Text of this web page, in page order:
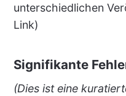
unterschiedlichen
Link)
Signifikante
(Dies ist eine